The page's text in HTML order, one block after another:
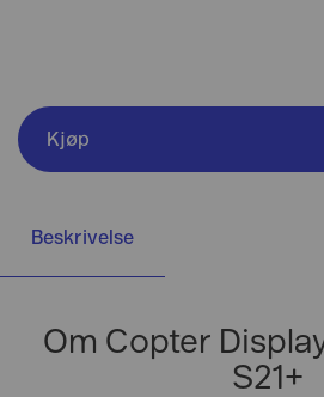
Kjøp
Beskrivelse
Om Copter
S21+